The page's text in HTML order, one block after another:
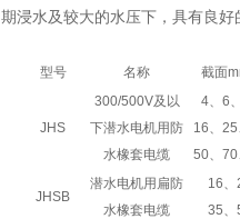
期浸水及较大的水压下，具有良
型号 名称 截面
JHS
300/500V及以
下潜水电机用防
水橡套电缆
4、 6、
16、 25
50、 70
JHSB
潜水电机用扁防
水橡套电缆
16、
35、